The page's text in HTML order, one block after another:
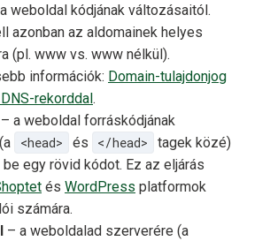
weboldal kódjának változásaitól.
azonban az aldomainek helyes
(pl. www vs. www nélkül).
információk: Domain-tulajdonjog
rekorddal .
– a weboldal forráskódjának
<head> és </head>
tagek közé)
egy rövid kódot. Ez az eljárás
és WordPress platformok
számára.
– a weboldalad szerverére (a